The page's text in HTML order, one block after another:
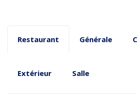
Restaurant Générale
Extérieur Salle